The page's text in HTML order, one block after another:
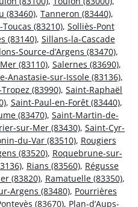
(83460), Tanneron (83440),
(83210), Solliès-Pont
(83140), Sillans-la-Cascade
Source-d’Argens (83470),
(83110), Salernes (83690),
Anastasie-sur-Issole (83136),
(83990), Saint-Raphaël
, Saint-Paul-en-Forêt (83440),
(83470), Saint-Martin-de-
sur-Mer (83430), Saint-Cyr-
du-Var (83510), Rougiers
(83520), Roquebrune-sur-
, Rians (83560), Régusse
(83820), Ramatuelle (83350),
Argens (83480), Pourrières
(83670), Plan-d’Aups-